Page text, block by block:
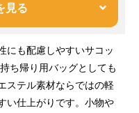
見る
にも配慮しやすいサコッ
ち帰り用バッグとしても
ステル素材ならではの軽
い仕上がりです。小物や